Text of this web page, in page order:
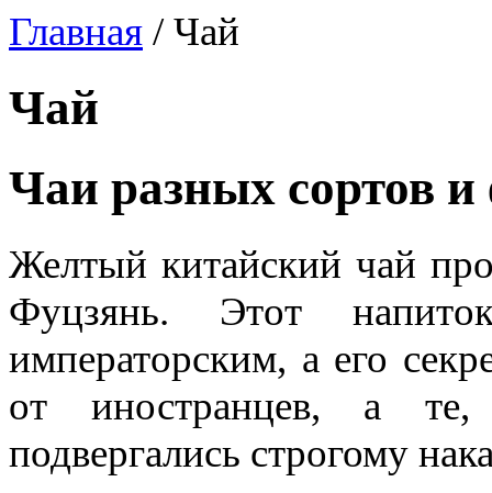
Главная /Чай
Чай
Чаи разных сортов и
Желтый китайский чай
Фуцзянь. Этот
императорским, а его
от иностранцев, а
подвергались строгому